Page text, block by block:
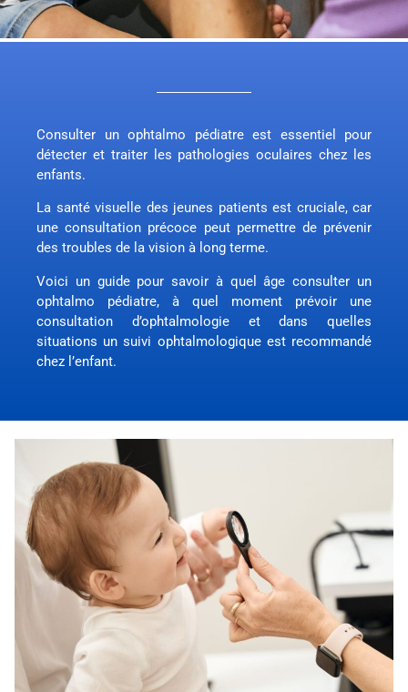
Consulter un ophtalmo pédiatre est essentiel pour
détecter et traiter les pathologies oculaires chez les
enfants.
La santé visuelle des jeunes patients est cruciale, car
une consultation précoce peut permettre de prévenir
des troubles de la vision à long terme.
Voici un guide pour savoir à quel âge consulter un
ophtalmo pédiatre, à quel moment prévoir une
consultation d’ophtalmologie et dans quelles
situations un suivi ophtalmologique est recommandé
chez l’enfant.